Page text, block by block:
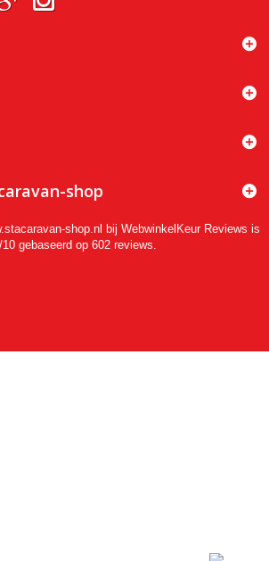
shop
shop.nl bij WebwinkelKeur Reviews is
gebaseerd op 602 reviews.